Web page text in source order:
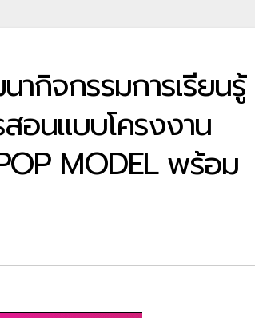
กิจกรรมการเรียนรู้
สอนแบบโครงงาน
MODEL พร้อม